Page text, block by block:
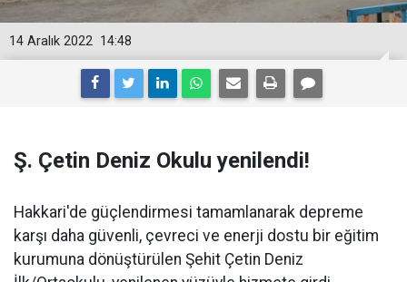
14:48
14 Aralık 2022
Ş. Çetin Deniz Okulu yenilendi!
Hakkari'de güçlendirmesi tamamlanarak depreme
karşı daha güvenli, çevreci ve enerji dostu bir eğitim
kurumuna dönüştürülen Şehit Çetin Deniz